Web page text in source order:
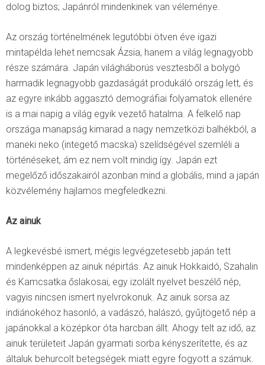
dolog biztos; Japánról mindenkinek van véleménye.
Az ország történelmének legutóbbi ötven éve igazi
mintapélda lehet nemcsak Ázsia, hanem a világ legnagyobb
része számára. Japán világháborús vesztesből a bolygó
harmadik legnagyobb gazdaságát produkáló ország lett, és
az egyre inkább aggasztó demográfiai folyamatok ellenére
is a mai napig a világ egyik vezető hatalma. A felkelő nap
országa manapság kimarad a nagy nemzetközi balhékból, a
maneki neko (integető macska) szelídségével szemléli a
történéseket, ám ez nem volt mindig így. Japán ezt
megelőző időszakairól azonban mind a globális, mind a japán
közvélemény hajlamos megfeledkezni.
Az ainuk
A legkevésbé ismert, mégis legvégzetesebb japán tett
mindenképpen az ainuk népirtás. Az ainuk Hokkaidó, Szahalin
és Kamcsatka őslakosai, egy izolált nyelvet beszélő nép,
vagyis nincsen ismert nyelvrokonuk. Az ainuk sorsa az
indiánokéhoz hasonló, a vadászó, halászó, gyűjtögető nép a
japánokkal a középkor óta harcban állt. Ahogy telt az idő, az
ainuk területeit Japán gyarmati sorba kényszerítette, és az
általuk behurcolt betegségek miatt egyre fogyott a számuk.